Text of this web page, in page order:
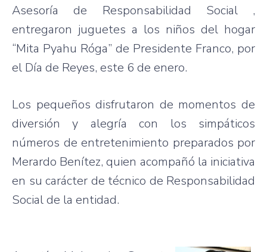
Asesoría de Responsabilidad Social ,
entregaron juguetes a los niños del hogar
“Mita Pyahu Róga” de Presidente Franco, por
el Día de Reyes, este 6 de enero.
Los pequeños disfrutaron de momentos de
diversión y alegría con los simpáticos
números de entretenimiento preparados por
Merardo Benítez,quien acompañó la iniciativa
en su carácter de técnico de Responsabilidad
Social de la entidad.